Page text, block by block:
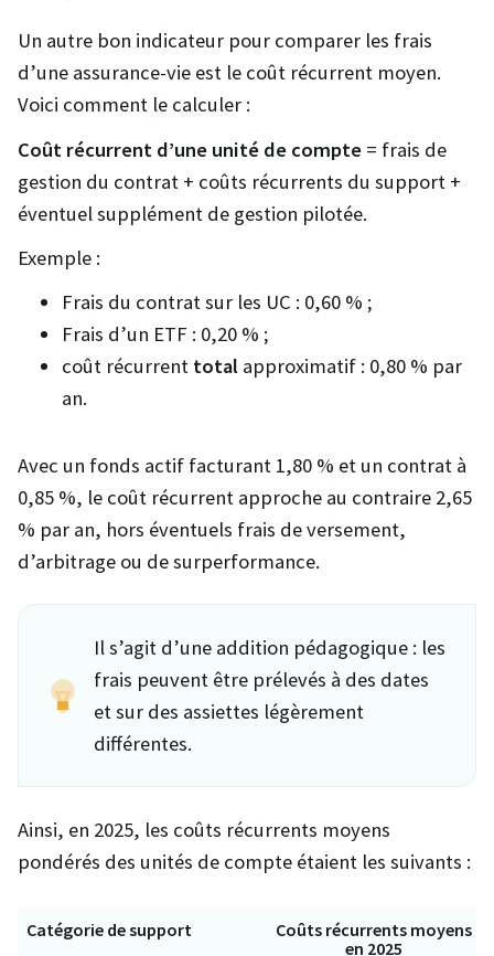
Un autre bon indicateur pour comparer les frais
d’une assurance-vie est le coût récurrent moyen.
Voici comment le calculer :
Coût récurrent d’une unité de compte = frais de
gestion du contrat + coûts récurrents du support +
éventuel supplément de gestion pilotée.
Exemple :
Frais du contrat sur les UC : 0,60 % ;
Frais d’un ETF : 0,20 % ;
coût récurrent total approximatif : 0,80 % par
an.
Avec un fonds actif facturant 1,80 % et un contrat à
0,85 %, le coût récurrent approche au contraire 2,65
% par an, hors éventuels frais de versement,
d’arbitrage ou de surperformance.
Il s’agit d’une addition pédagogique : les
frais peuvent être prélevés à des dates
et sur des assiettes légèrement
différentes.
Ainsi, en 2025, les coûts récurrents moyens
pondérés des unités de compte étaient les suivants :
Catégorie de support
Coûts récurrents moyens
en 2025